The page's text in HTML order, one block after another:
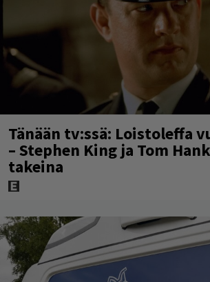
Tänään tv:ssä: Loistoleffa
– Stephen King ja Tom
takeina